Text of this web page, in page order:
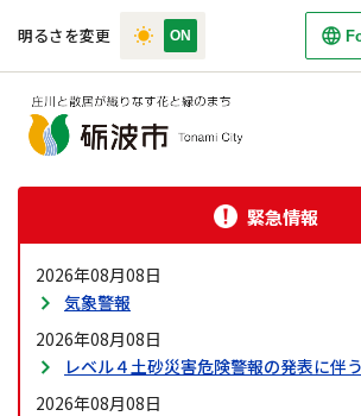
明るさを変更
緊急情報
2026年08月08日
気象警報
2026年08月08日
レベル４土砂災害危険警報の発表に伴
2026年08月08日